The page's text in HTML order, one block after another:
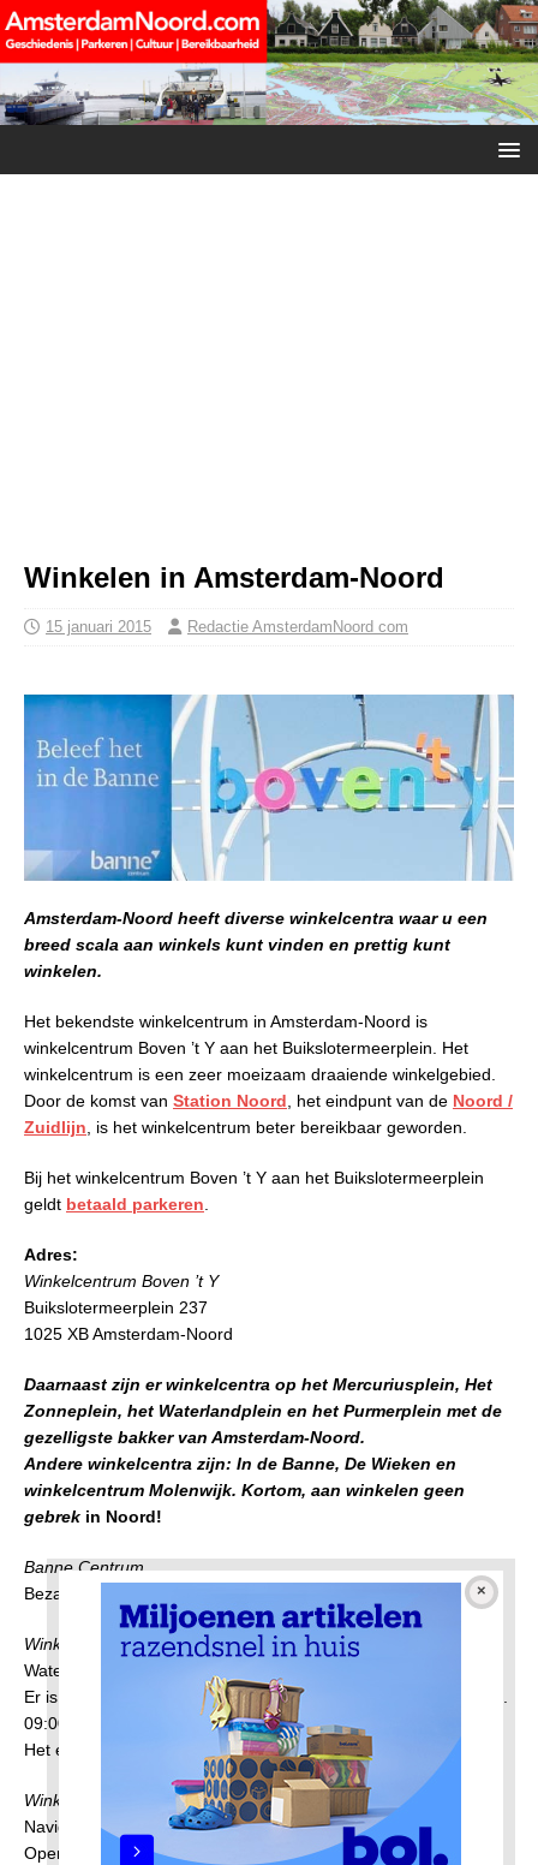
Winkelen in Amsterdam-Noord
15 januari 2015 Redactie AmsterdamNoord com
Amsterdam-Noord heeft diverse winkelcentra waar u een
breed scala aan winkels kunt vinden en prettig kunt
winkelen.
Het bekendste winkelcentrum in Amsterdam-Noord is
winkelcentrum Boven ’t Y aan het Buikslotermeerplein. Het
winkelcentrum is een zeer moeizaam draaiende winkel­gebied.
Door de komst van Station Noord, het eindpunt van de Noord /
Zuidlijn, is het winkelcentrum beter bereikbaar geworden.
Bij het winkelcentrum Boven ’t Y aan het Buikslotermeerplein
geldt betaald parkeren.
Adres:
Winkelcentrum Boven ’t Y
Buikslotermeerplein 237
1025 XB Amsterdam-Noord
Daarnaast zijn er winkelcentra op het Mercuriusplein, Het
Zonneplein, het Waterlandplein en het Purmerplein met de
gezelligste bakker van Amsterdam-Noord.
Andere winkelcentra zijn: In de Banne, De Wieken en
winkelcentrum Molenwijk. Kortom, aan winkelen geen
gebrek in Noord!
Banne Centrum
Bezaanjachtplein 25A, 1034 CR Amsterdam-Noord
Winkelcentrum Waterlandplein
Waterlandplein, Amsterdam-Noord
Er is betaald parkeren rondom het Waterlandplein. (ma. t/m zat.
09:00 – 18:00 uur)
Het eerste uur met parkeerschijf gratis.
Winkelcentrum Molenwijk
Navigatie: Stellingweg 187, 1035 EP Amsterdam-Noord
Openingstijden Ma t/m Vr: 09:00 uur – 18:00 uur